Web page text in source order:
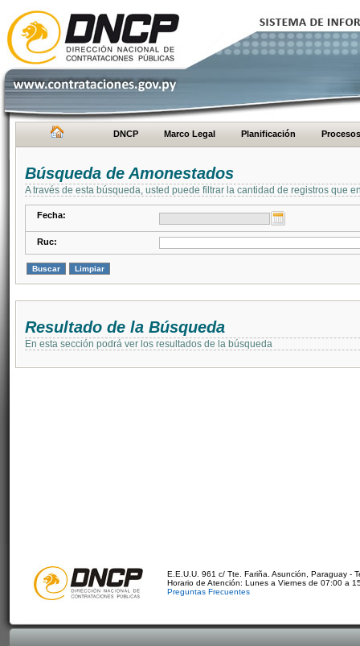
DNCP Marco Legal Planificación Procesos
Búsqueda de Amonestados
A través de esta búsqueda, usted puede filtrar la cantidad de registros que
Fecha:
Ruc:
Resultado de la Búsqueda
En esta sección podrá ver los resultados de la búsqueda
E.E.U.U. 961 c/ Tte. Fariña. Asunción, Paraguay -
Horario de Atención: Lunes a Viernes de 07:00 a
Preguntas Frecuentes